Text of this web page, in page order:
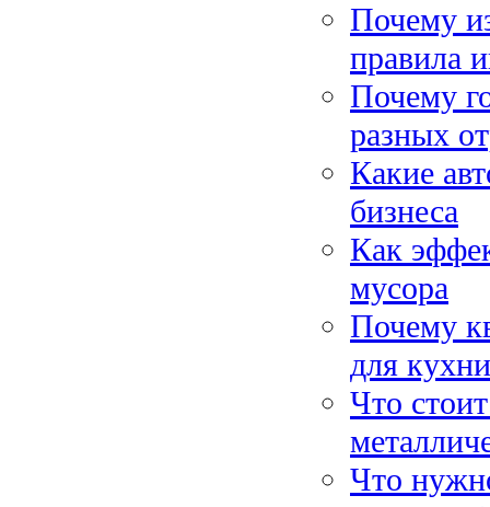
Почему
правила
Почему
разных
Какие
бизнеса
Как
мусора
Почему
для
Что
Что